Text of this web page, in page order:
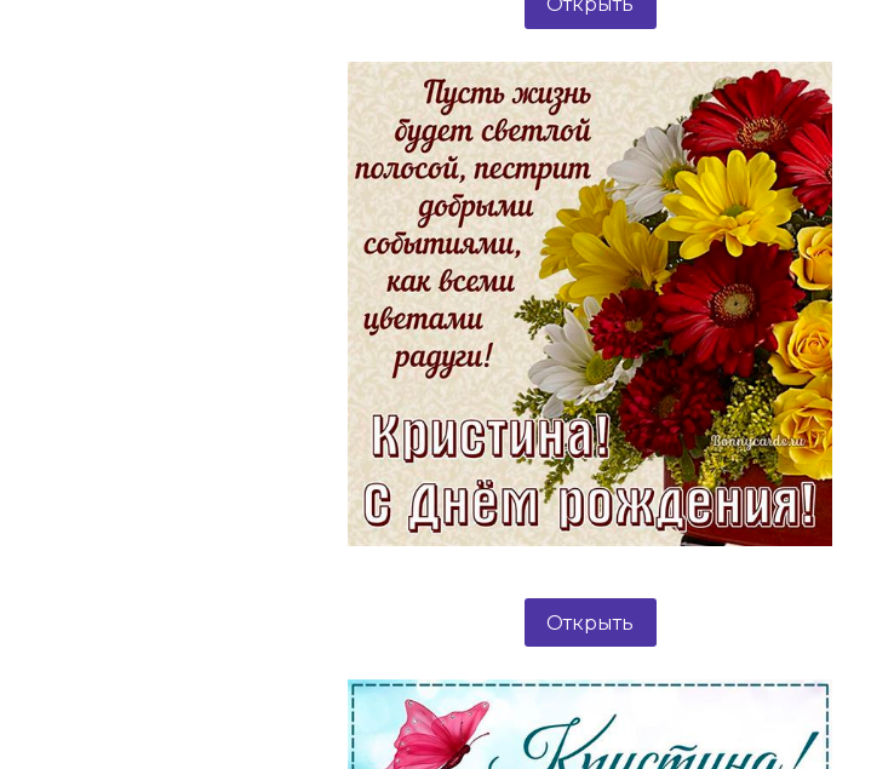
Открыть